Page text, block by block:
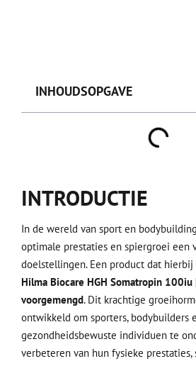
INHOUDSOPGAVE
INTRODUCTIE
In de wereld van sport en
optimale prestaties en spiergroei een
doelstellingen. Een product dat hierbij
Hilma Biocare HGH Somatropin 100iu
voorgemengd. Dit krachtige
ontwikkeld om sporters, bodybuilders
gezondheidsbewuste individuen te
verbeteren van hun fysieke